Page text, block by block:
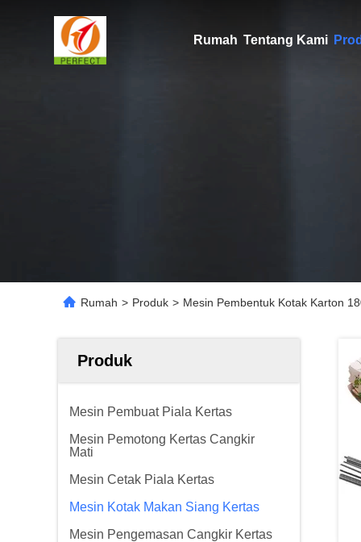
Rumah Tentang Kami
Rumah > Produk > Mesin Pembentuk Kotak Karton
Produk
Mesin Pembuat Piala Kertas
Mesin Pemotong Kertas Cangkir
Mati
Mesin Cetak Piala Kertas
Mesin Kotak Makan Siang Kertas
Mesin Pengemasan Cangkir Kertas